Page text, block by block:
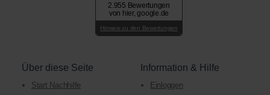
2.955 Bewertungen
von hier, google.de
Hinweis zu den Bewertungen
Über diese Seite
Start Nachhilfe
Information & Hilfe
Einloggen